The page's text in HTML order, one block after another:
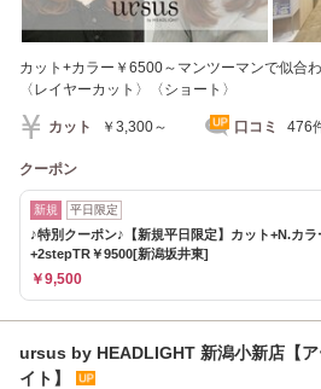
カット+カラー￥6500～マンツーマンで似合
〈レイヤーカット〉〈ショート〉
カット ￥3,300～ 口コミ 476
クーポン
新規 平日限定
♪特別クーポン♪【新規平日限定】カット+N.カラ
+2stepTR￥9500[新潟坂井東]
￥9,500
ursus by HEADLIGHT 新潟小新店【ア
イト】